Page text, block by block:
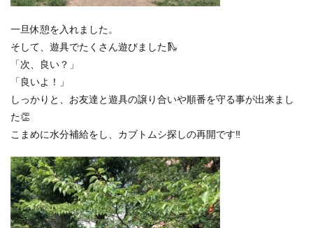
一旦休憩を入れました。
そして、遊具でたくさん遊びました🛝
「次、良い？」
「良いよ！」
しっかりと、お友達と遊具の譲り合いや順番を守る事が出来まし
た👏
こまめに水分補給をし、カブトムシ探しの再開です‼